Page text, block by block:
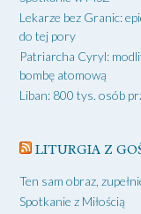
Lekarze bez Granic:
do tej pory
Patriarcha Cyryl:
bombę atomową
Liban: 800 tys. osób
LITURGIA Z
Ten sam obraz,
Spotkanie z Miłością